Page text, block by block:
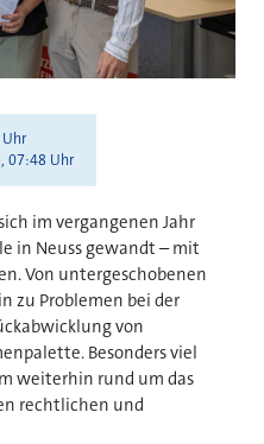
07:48 Uhr
im vergangenen Jahr
in Neuss gewandt – mit
Von untergeschobenen
zu Problemen bei der
von
Besonders viel
weiterhin rund um das
rechtlichen und